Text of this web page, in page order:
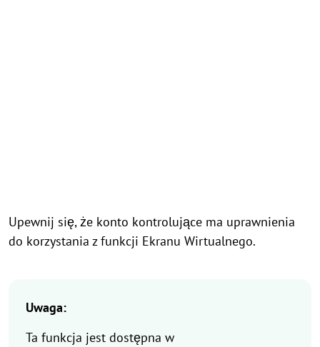
Upewnij się, że konto kontrolujące ma uprawnienia
do korzystania z funkcji Ekranu Wirtualnego.
Uwaga:
Ta funkcja jest dostępna w